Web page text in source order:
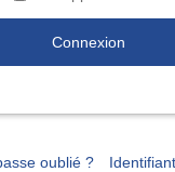
Connexion
oublié ?